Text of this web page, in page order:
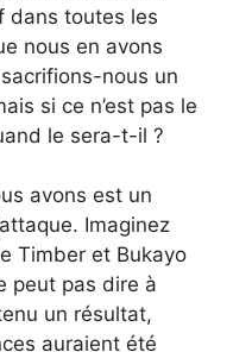
dans toutes les
nous en avons
nous un
si ce n’est pas le
le sera-t-il ?
avons est un
Imaginez
Timber et Bukayo
peut pas dire à
un résultat,
auraient été